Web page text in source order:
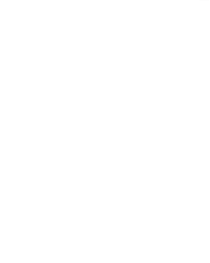
Frisby FOEM
Frisby FOEM FPS-
S-Link Cat6 Gri 7